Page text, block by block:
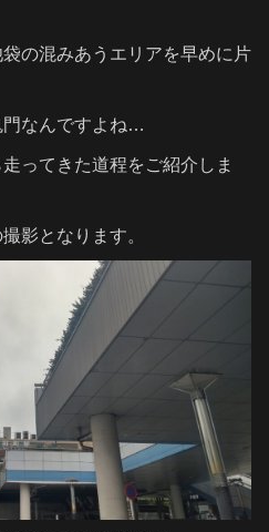
の混みあうエリアを早めに片
門なんですよね…
ってきた道程をご紹介しま
影となります。